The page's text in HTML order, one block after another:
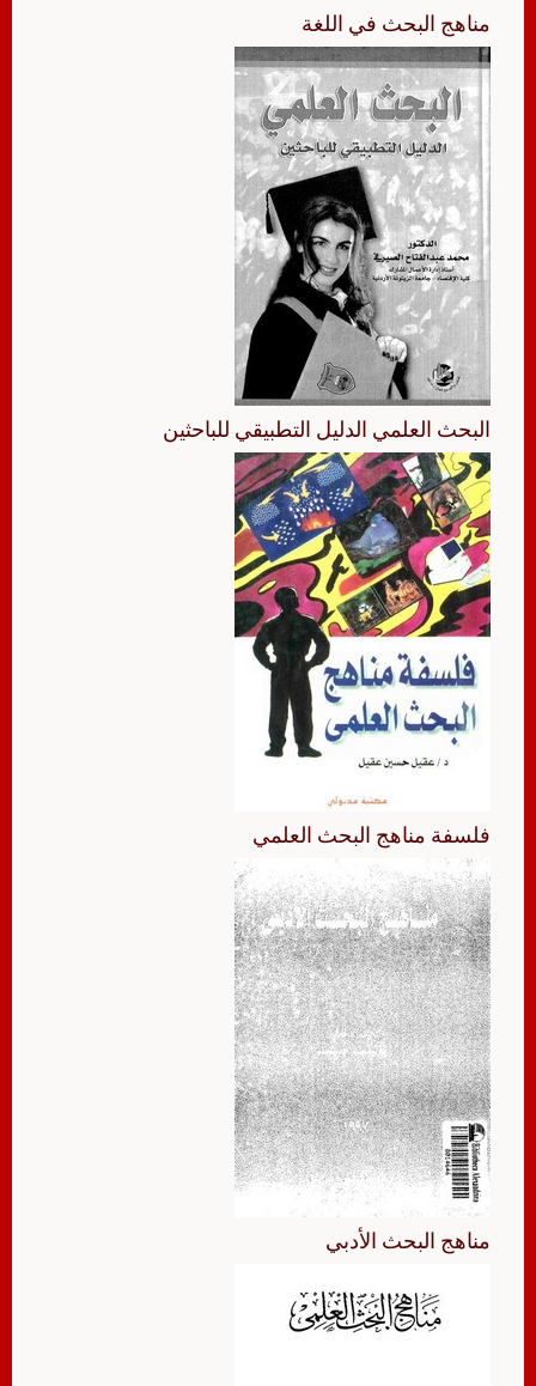
مناهج البحث في اللغة
البحث العلمي الدليل التطبيقي للباحثين
فلسفة مناهج البحث العلمي
مناهج البحث الأدبي